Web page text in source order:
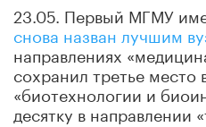
23.05. Первый МГМУ
снова назван лучшим
направлениях
сохранил третье место
«биотехнологии и
десятку в направлении